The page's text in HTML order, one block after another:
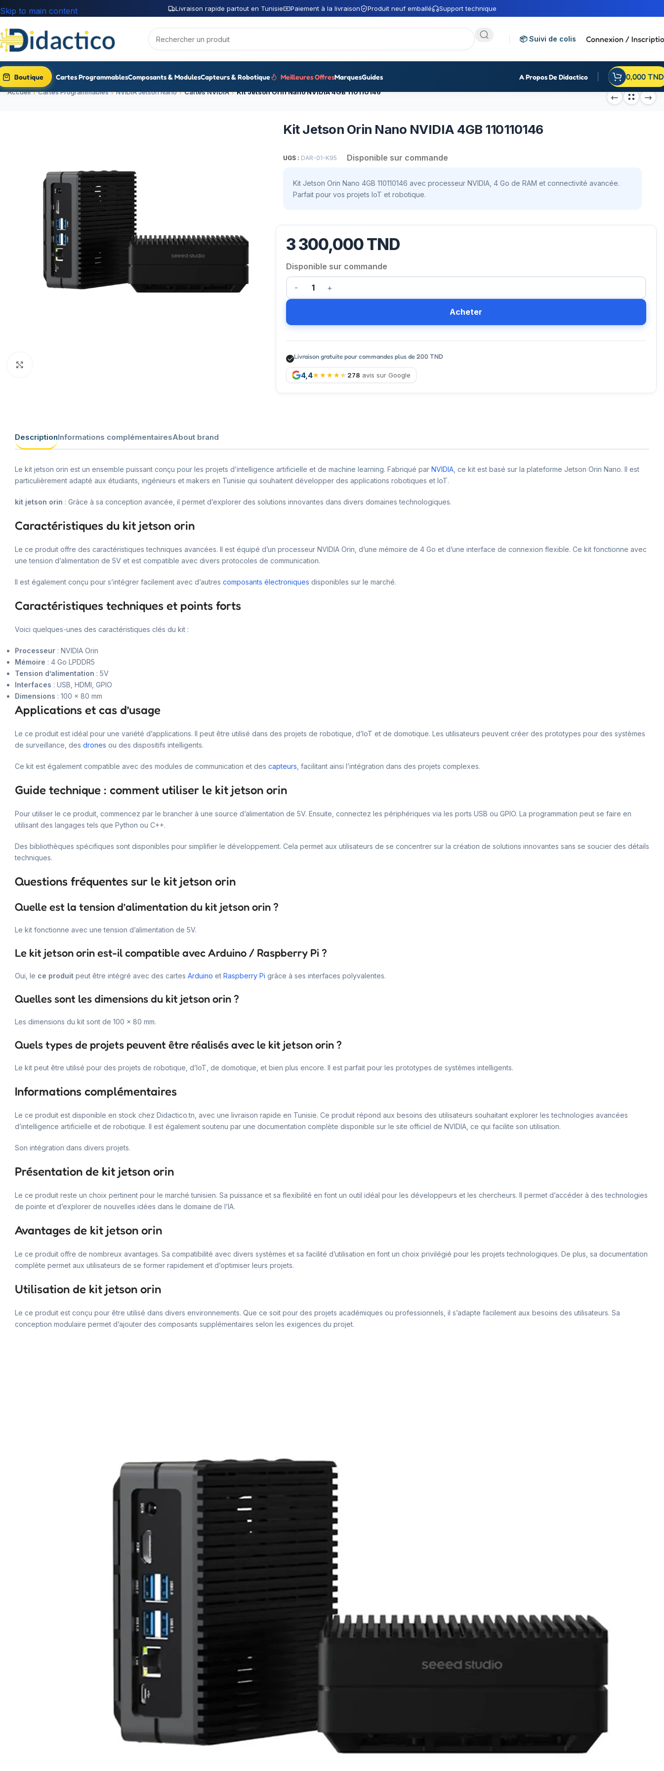
Livraison rapide partout en Tunisie Paiement à la livraison Produit neuf emballé Support technique
Skip to main content
📦 Suivi de colis Connexion /
Boutique Cartes ProgrammablesComposants & ModulesCapteurs & Robotique Meilleures OffresMarquesGuides A Propos De Didactico 0,000 TND
Accueil Cartes Programmables NVIDIA Jetson Nano Cartes NVIDIA Kit Jetson Orin Nano NVIDIA 4GB 110110146
Kit Jetson Orin Nano NVIDIA 4GB 110110146
UGS : DAR-01-K95 Disponible sur commande
Kit Jetson Orin Nano 4GB 110110146 avec processeur NVIDIA, 4 Go de RAM et connectivité avancée.
Parfait pour vos projets IoT et robotique.
3 300,000TND
Disponible sur commande
Acheter
Livraison gratuite pour commandes plus de 200 TND
4,4 278 avis sur Google
DescriptionInformations complémentairesAbout brand
Le kit jetson orin est un ensemble puissant conçu pour les projets d’intelligence artificielle et de machine learning. Fabriqué par NVIDIA , ce kit est basé sur la plateforme Jetson Orin Nano. Il est
particulièrement adapté aux étudiants, ingénieurs et makers en Tunisie qui souhaitent développer des applications robotiques et IoT.
kit jetson orin : Grâce à sa conception avancée, il permet d’explorer des solutions innovantes dans divers domaines technologiques.
Caractéristiques du kit jetson orin
Le ce produit offre des caractéristiques techniques avancées. Il est équipé d’un processeur NVIDIA Orin, d’une mémoire de 4 Go et d’une interface de connexion flexible. Ce kit fonctionne avec
une tension d’alimentation de 5V et est compatible avec divers protocoles de communication.
Il est également conçu pour s’intégrer facilement avec d’autres composants électroniques disponibles sur le marché.
Caractéristiques techniques et points forts
Voici quelques-unes des caractéristiques clés du kit :
Processeur : NVIDIA Orin
Mémoire : 4 Go LPDDR5
Tension d’alimentation : 5V
Interfaces : USB, HDMI, GPIO
Dimensions : 100 x 80 mm
Applications et cas d’usage
Le ce produit est idéal pour une variété d’applications. Il peut être utilisé dans des projets de robotique, d’IoT et de domotique. Les utilisateurs peuvent créer des prototypes pour des systèmes
de surveillance, des drones ou des dispositifs intelligents.
Ce kit est également compatible avec des modules de communication et des capteurs , facilitant ainsi l’intégration dans des projets complexes.
Guide technique : comment utiliser le kit jetson orin
Pour utiliser le ce produit, commencez par le brancher à une source d’alimentation de 5V. Ensuite, connectez les périphériques via les ports USB ou GPIO. La programmation peut se faire en
utilisant des langages tels que Python ou C++.
Des bibliothèques spécifiques sont disponibles pour simplifier le développement. Cela permet aux utilisateurs de se concentrer sur la création de solutions innovantes sans se soucier des détails
techniques.
Questions fréquentes sur le kit jetson orin
Quelle est la tension d’alimentation du kit jetson orin ?
Le kit fonctionne avec une tension d’alimentation de 5V.
Le kit jetson orin est-il compatible avec Arduino / Raspberry Pi ?
Oui, le ce produit peut être intégré avec des cartes Arduino et Raspberry Pi grâce à ses interfaces polyvalentes.
Quelles sont les dimensions du kit jetson orin ?
Les dimensions du kit sont de 100 x 80 mm.
Quels types de projets peuvent être réalisés avec le kit jetson orin ?
Le kit peut être utilisé pour des projets de robotique, d’IoT, de domotique, et bien plus encore. Il est parfait pour les prototypes de systèmes intelligents.
Informations complémentaires
Le ce produit est disponible en stock chez Didactico.tn, avec une livraison rapide en Tunisie. Ce produit répond aux besoins des utilisateurs souhaitant explorer les technologies avancées
d’intelligence artificielle et de robotique. Il est également soutenu par une documentation complète disponible sur le site officiel de NVIDIA, ce qui facilite son utilisation.
Son intégration dans divers projets.
Présentation de kit jetson orin
Le ce produit reste un choix pertinent pour le marché tunisien. Sa puissance et sa flexibilité en font un outil idéal pour les développeurs et les chercheurs. Il permet d’accéder à des technologies
de pointe et d’explorer de nouvelles idées dans le domaine de l’IA.
Avantages de kit jetson orin
Le ce produit offre de nombreux avantages. Sa compatibilité avec divers systèmes et sa facilité d’utilisation en font un choix privilégié pour les projets technologiques. De plus, sa documentation
complète permet aux utilisateurs de se former rapidement et d’optimiser leurs projets.
Utilisation de kit jetson orin
Le ce produit est conçu pour être utilisé dans divers environnements. Que ce soit pour des projets académiques ou professionnels, il s’adapte facilement aux besoins des utilisateurs. Sa
conception modulaire permet d’ajouter des composants supplémentaires selon les exigences du projet.